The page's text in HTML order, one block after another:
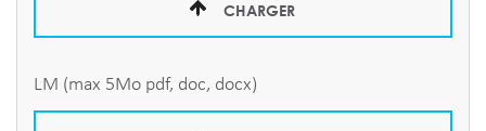
CHARGER
LM (max 5Mo pdf, doc, docx)